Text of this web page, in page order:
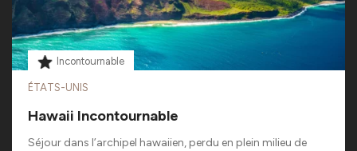
Incontournable
ÉTATS-UNIS
Hawaii Incontournable
Séjour dans l’archipel hawaiien, perdu en plein milieu de